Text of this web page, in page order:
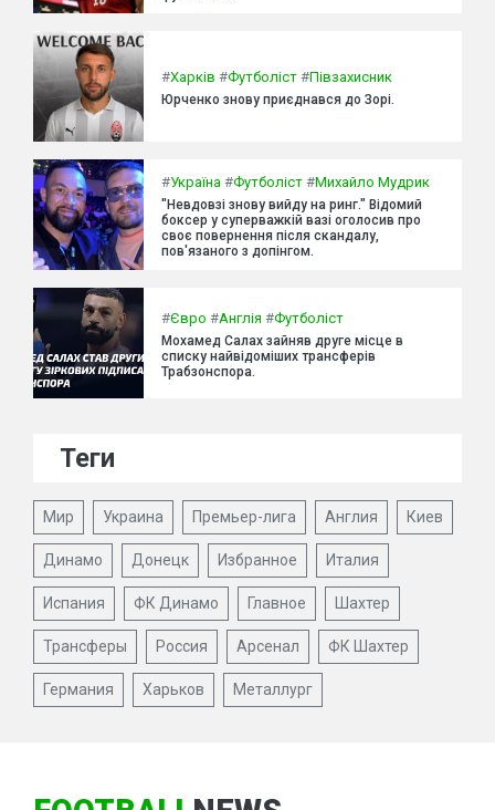
#Харків #Футболіст #Півзахисник
Юрченко знову приєднався до Зорі.
#Україна #Футболіст #Михайло Мудрик
"Невдовзі знову вийду на ринг." Відомий
боксер у суперважкій вазі оголосив про
своє повернення після скандалу,
пов'язаного з допінгом.
#Євро #Англія #Футболіст
Мохамед Салах зайняв друге місце в
списку найвідоміших трансферів
Трабзонспора.
Теги
Мир Украина Премьер-лига Англия Киев
Динамо Донецк Избранное Италия
Испания ФК Динамо Главное Шахтер
Трансферы Россия Арсенал ФК Шахтер
Германия Харьков Металлург